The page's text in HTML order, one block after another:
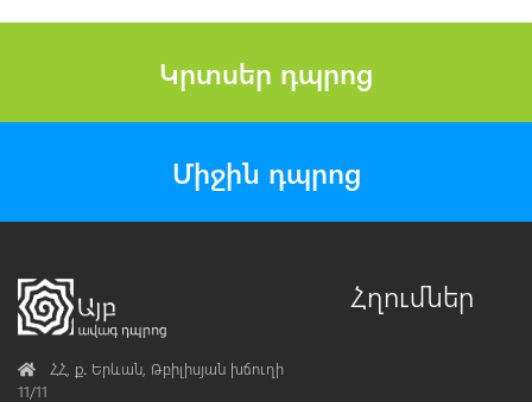
Կրտսեր դպրոց
Միջին դպրոց
AddressՀՀ, ք․ Երևան, Թբիլիսյան խճուղի
11/11
Հղումներ